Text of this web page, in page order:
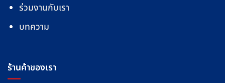
ร่วมงานกับเรา
บทความ
ร้านค้าของเรา